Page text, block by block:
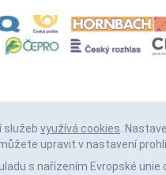
služeb využívá cookies .
upravit v nastavení
s nařízením Evropské unie